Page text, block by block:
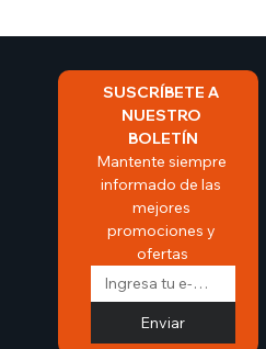
SUSCRÍBETE A
NUESTRO
BOLETÍN
Mantente siempre
informado de las
mejores
promociones y
ofertas
Enviar